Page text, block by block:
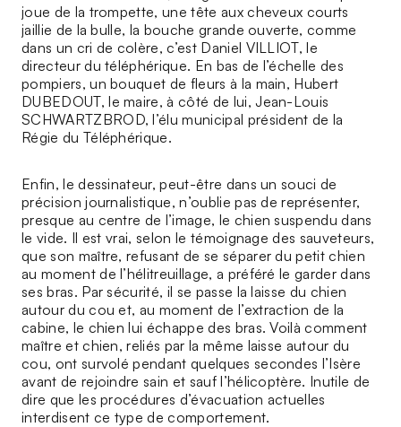
joue de la trompette, une tête aux cheveux courts
jaillie de la bulle, la bouche grande ouverte, comme
dans un cri de colère, c’est Daniel VILLIOT, le
directeur du téléphérique. En bas de l’échelle des
pompiers, un bouquet de fleurs à la main, Hubert
DUBEDOUT, le maire, à côté de lui, Jean-Louis
SCHWARTZBROD, l’élu municipal président de la
Régie du Téléphérique.
Enfin, le dessinateur, peut-être dans un souci de
précision journalistique, n’oublie pas de représenter,
presque au centre de l’image, le chien suspendu dans
le vide. Il est vrai, selon le témoignage des sauveteurs,
que son maître, refusant de se séparer du petit chien
au moment de l’hélitreuillage, a préféré le garder dans
ses bras. Par sécurité, il se passe la laisse du chien
autour du cou et, au moment de l’extraction de la
cabine, le chien lui échappe des bras. Voilà comment
maître et chien, reliés par la même laisse autour du
cou, ont survolé pendant quelques secondes l’Isère
avant de rejoindre sain et sauf l’hélicoptère. Inutile de
dire que les procédures d’évacuation actuelles
interdisent ce type de comportement.